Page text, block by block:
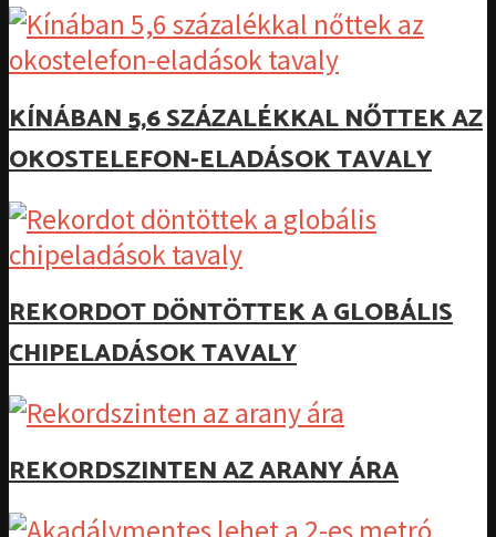
KÍNÁBAN 5,6 SZÁZALÉKKAL NŐTTEK AZ
OKOSTELEFON-ELADÁSOK TAVALY
REKORDOT DÖNTÖTTEK A GLOBÁLIS
CHIPELADÁSOK TAVALY
REKORDSZINTEN AZ ARANY ÁRA